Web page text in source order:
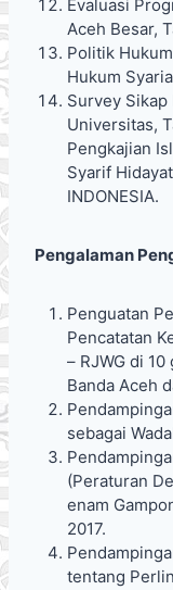
Evaluasi
Aceh Besar,
Politik
Hukum
Survey Sikap
Universitas,
Pengkajian
Syarif
INDONESIA.
Pengalaman
Penguatan
Pencatatan
– RJWG di
Banda Aceh
sebagai
(Peraturan
enam
2017.
tentang